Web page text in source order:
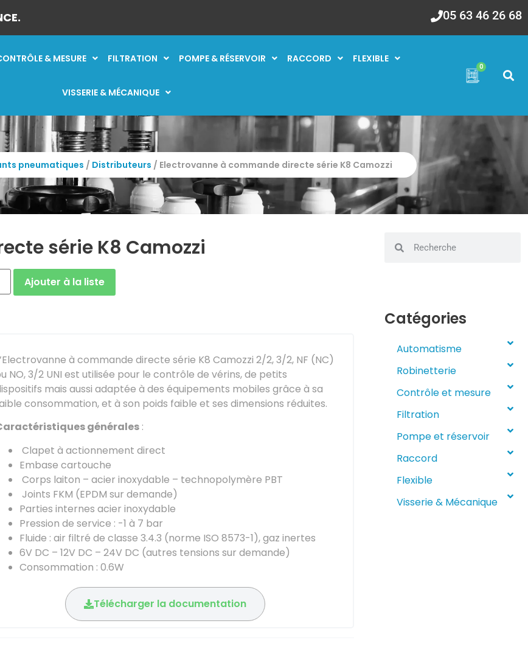
05 63 46 26 68
& MESURE FILTRATION POMPE & RÉSERVOIR RACCORD FLEXIBLE
VISSERIE & MÉCANIQUE
0
pneumatiques / Distributeurs / Electrovanne à commande directe série K8 Camozzi
série K8 Camozzi
Ajouter à la liste
à commande directe série K8 Camozzi 2/2, 3/2, NF (NC)
NO, 3/2 UNI est utilisée pour le contrôle de vérins, de petits
mais aussi adaptée à des équipements mobiles grâce à sa
consommation, et à son poids faible et ses dimensions réduites.
générales :
Clapet à actionnement direct
Embase cartouche
Corps laiton – acier inoxydable – technopolymère PBT
Joints FKM (EPDM sur demande)
Parties internes acier inoxydable
Pression de service : -1 à 7 bar
Fluide : air filtré de classe 3.4.3 (norme ISO 8573-1), gaz inertes
6V DC – 12V DC – 24V DC (autres tensions sur demande)
Consommation : 0.6W
Télécharger la documentation
Catégories
Automatisme
Robinetterie
Contrôle et mesure
Filtration
Pompe et réservoir
Raccord
Flexible
Visserie & Mécanique